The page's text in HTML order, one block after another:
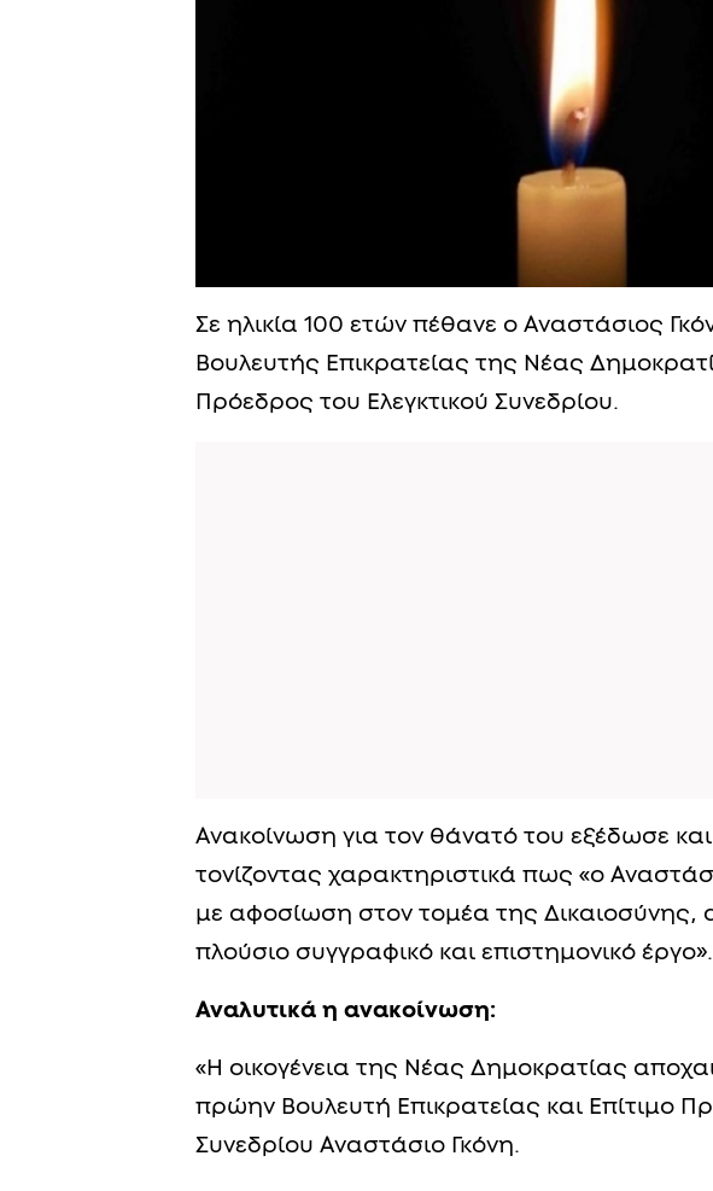
Σε ηλικία 100 ετών πέθανε ο Αναστάσιος
Βουλευτής Επικρατείας της Νέας
Πρόεδρος του Ελεγκτικού Συνεδρίου.
Ανακοίνωση για τον θάνατό του εξέδωσε
τονίζοντας χαρακτηριστικά πως «ο
με αφοσίωση στον τομέα της Δικαιοσύνης,
πλούσιο συγγραφικό και επιστημονικό έργο».
Αναλυτικά η ανακοίνωση:
«Η οικογένεια της Νέας Δημοκρατίας
πρώην Βουλευτή Επικρατείας και Επίτιμο
Συνεδρίου Αναστάσιο Γκόνη.